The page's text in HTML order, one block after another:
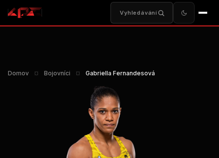
Vyhledávání
Domov ¤ Bojovníci ¤ Gabriella Fernandesová